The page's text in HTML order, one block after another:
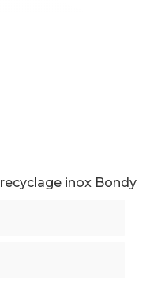
inox Bondy